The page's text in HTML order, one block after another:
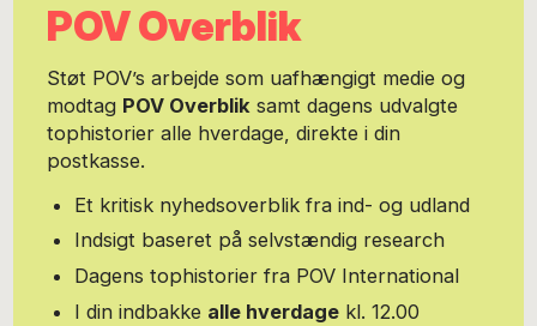
kræver det, at vi trænger ærligt ind i vores forvirring i stedet for
skråsikkert at afvise den. Hvis du vil støtte Dennis Larsens
51 21 61 40.
POV Overblik
Støt POV’s arbejde som uafhængigt medie og
modtag POV Overblik samt dagens udvalgte
tophistorier alle hverdage, direkte i din
postkasse.
Et kritisk nyhedsoverblik fra ind- og udland
Indsigt baseret på selvstændig research
Dagens tophistorier fra POV International
I din indbakke alle hverdage kl. 12.00